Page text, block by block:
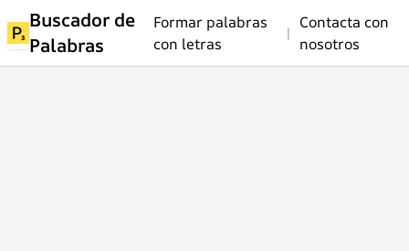
Buscador de
Palabras
Formar palabras
con letras
|
Contacta con
nosotros